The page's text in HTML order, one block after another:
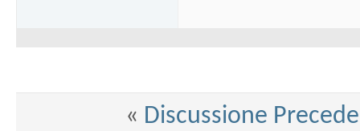
free(res);
return bs;
« Discussione